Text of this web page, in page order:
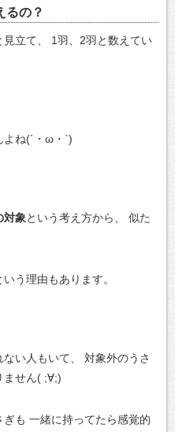
るの？
立て、
1羽、2羽と数えてい
ね(´・ω・`)
対象という考え方から、
似た
いう理由もあります。
い人もいて、
対象外のうさ
ません( ;∀;)
ぎも 一緒に持ってたら感覚的